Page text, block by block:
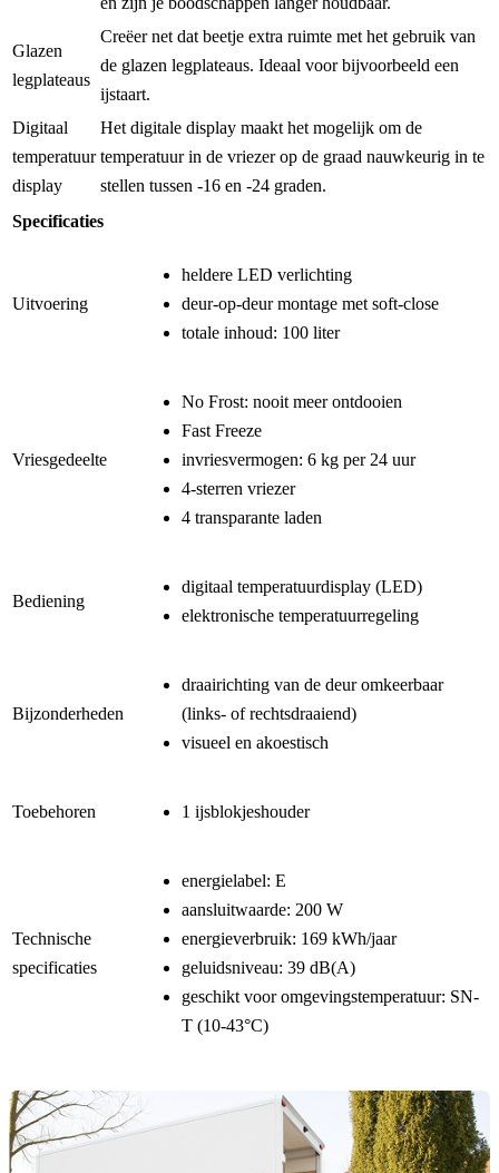
Glazen
legplateaus
Creëer net dat beetje extra ruimte met het gebruik van
de glazen legplateaus. Ideaal voor bijvoorbeeld een
ijstaart.
Digitaal
temperatuur
display
Het digitale display maakt het mogelijk om de
temperatuur in de vriezer op de graad nauwkeurig in te
stellen tussen -16 en -24 graden.
Specificaties
Uitvoering
heldere LED verlichting
deur-op-deur montage met soft-close
totale inhoud: 100 liter
Vriesgedeelte
No Frost: nooit meer ontdooien
Fast Freeze
invriesvermogen: 6 kg per 24 uur
4-sterren vriezer
4 transparante laden
Bediening
digitaal temperatuurdisplay (LED)
elektronische temperatuurregeling
Bijzonderheden
draairichting van de deur omkeerbaar
(links- of rechtsdraaiend)
visueel en akoestisch
Toebehoren 1 ijsblokjeshouder
Technische
specificaties
energielabel: E
aansluitwaarde: 200 W
energieverbruik: 169 kWh/jaar
geluidsniveau: 39 dB(A)
geschikt voor omgevingstemperatuur: SN-
T (10-43°C)